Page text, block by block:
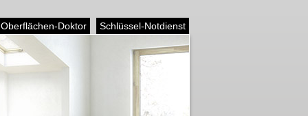
Oberflächen-Doktor Schlüssel-Notdienst